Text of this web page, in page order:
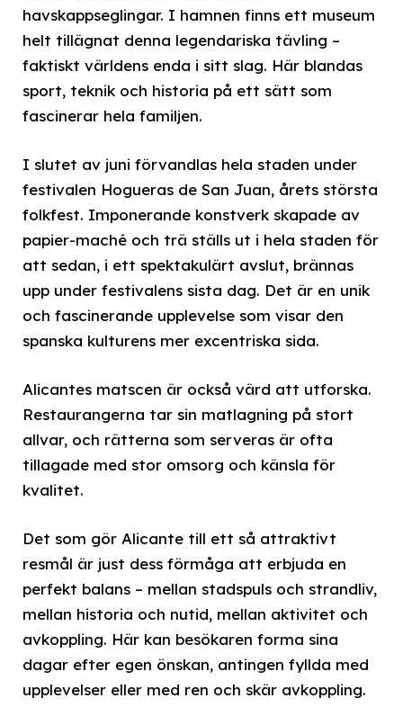
havskappseglingar. I hamnen finns ett museum
helt tillägnat denna legendariska tävling –
faktiskt världens enda i sitt slag. Här blandas
sport, teknik och historia på ett sätt som
fascinerar hela familjen.
I slutet av juni förvandlas hela staden under
festivalen Hogueras de San Juan, årets största
folkfest. Imponerande konstverk skapade av
papier-maché och trä ställs ut i hela staden för
att sedan, i ett spektakulärt avslut, brännas
upp under festivalens sista dag. Det är en unik
och fascinerande upplevelse som visar den
spanska kulturens mer excentriska sida.
Alicantes matscen är också värd att utforska.
Restaurangerna tar sin matlagning på stort
allvar, och rätterna som serveras är ofta
tillagade med stor omsorg och känsla för
kvalitet.
Det som gör Alicante till ett så attraktivt
resmål är just dess förmåga att erbjuda en
perfekt balans – mellan stadspuls och strandliv,
mellan historia och nutid, mellan aktivitet och
avkoppling. Här kan besökaren forma sina
dagar efter egen önskan, antingen fyllda med
upplevelser eller med ren och skär avkoppling.